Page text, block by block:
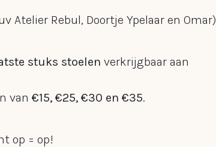
Atelier Rebul, Doortje Ypelaar en Omar)
stuks stoelen verkrijgbaar aan
van €15, €25, €30 en €35.
op = op!